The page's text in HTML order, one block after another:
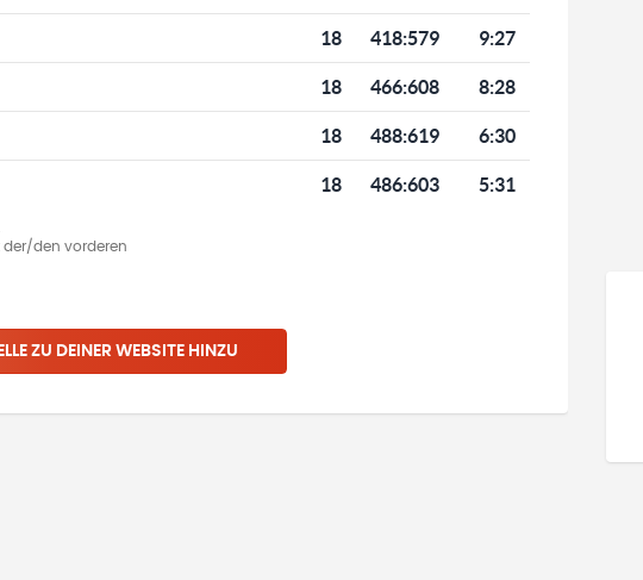
18 418:579 9:27
18 466:608 8:28
18 488:619 6:30
18 486:603 5:31
der/den vorderen
ZU DEINER WEBSITE HINZU